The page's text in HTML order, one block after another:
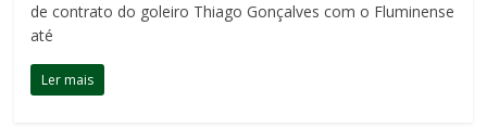
de contrato do goleiro Thiago Gonçalves com o Fluminense
até
Ler mais